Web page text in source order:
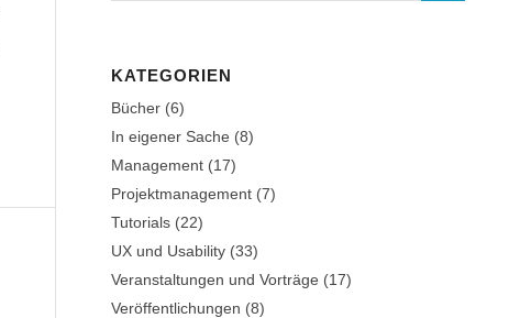
KATEGORIEN
Bücher(6)
In eigener Sache (8)
Management(17)
Projektmanagement(7)
Tutorials(22)
UX und Usability(33)
Veranstaltungen und Vorträge (17)
Veröffentlichungen (8)